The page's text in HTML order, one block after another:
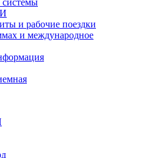
и рабочие поездки
и международное